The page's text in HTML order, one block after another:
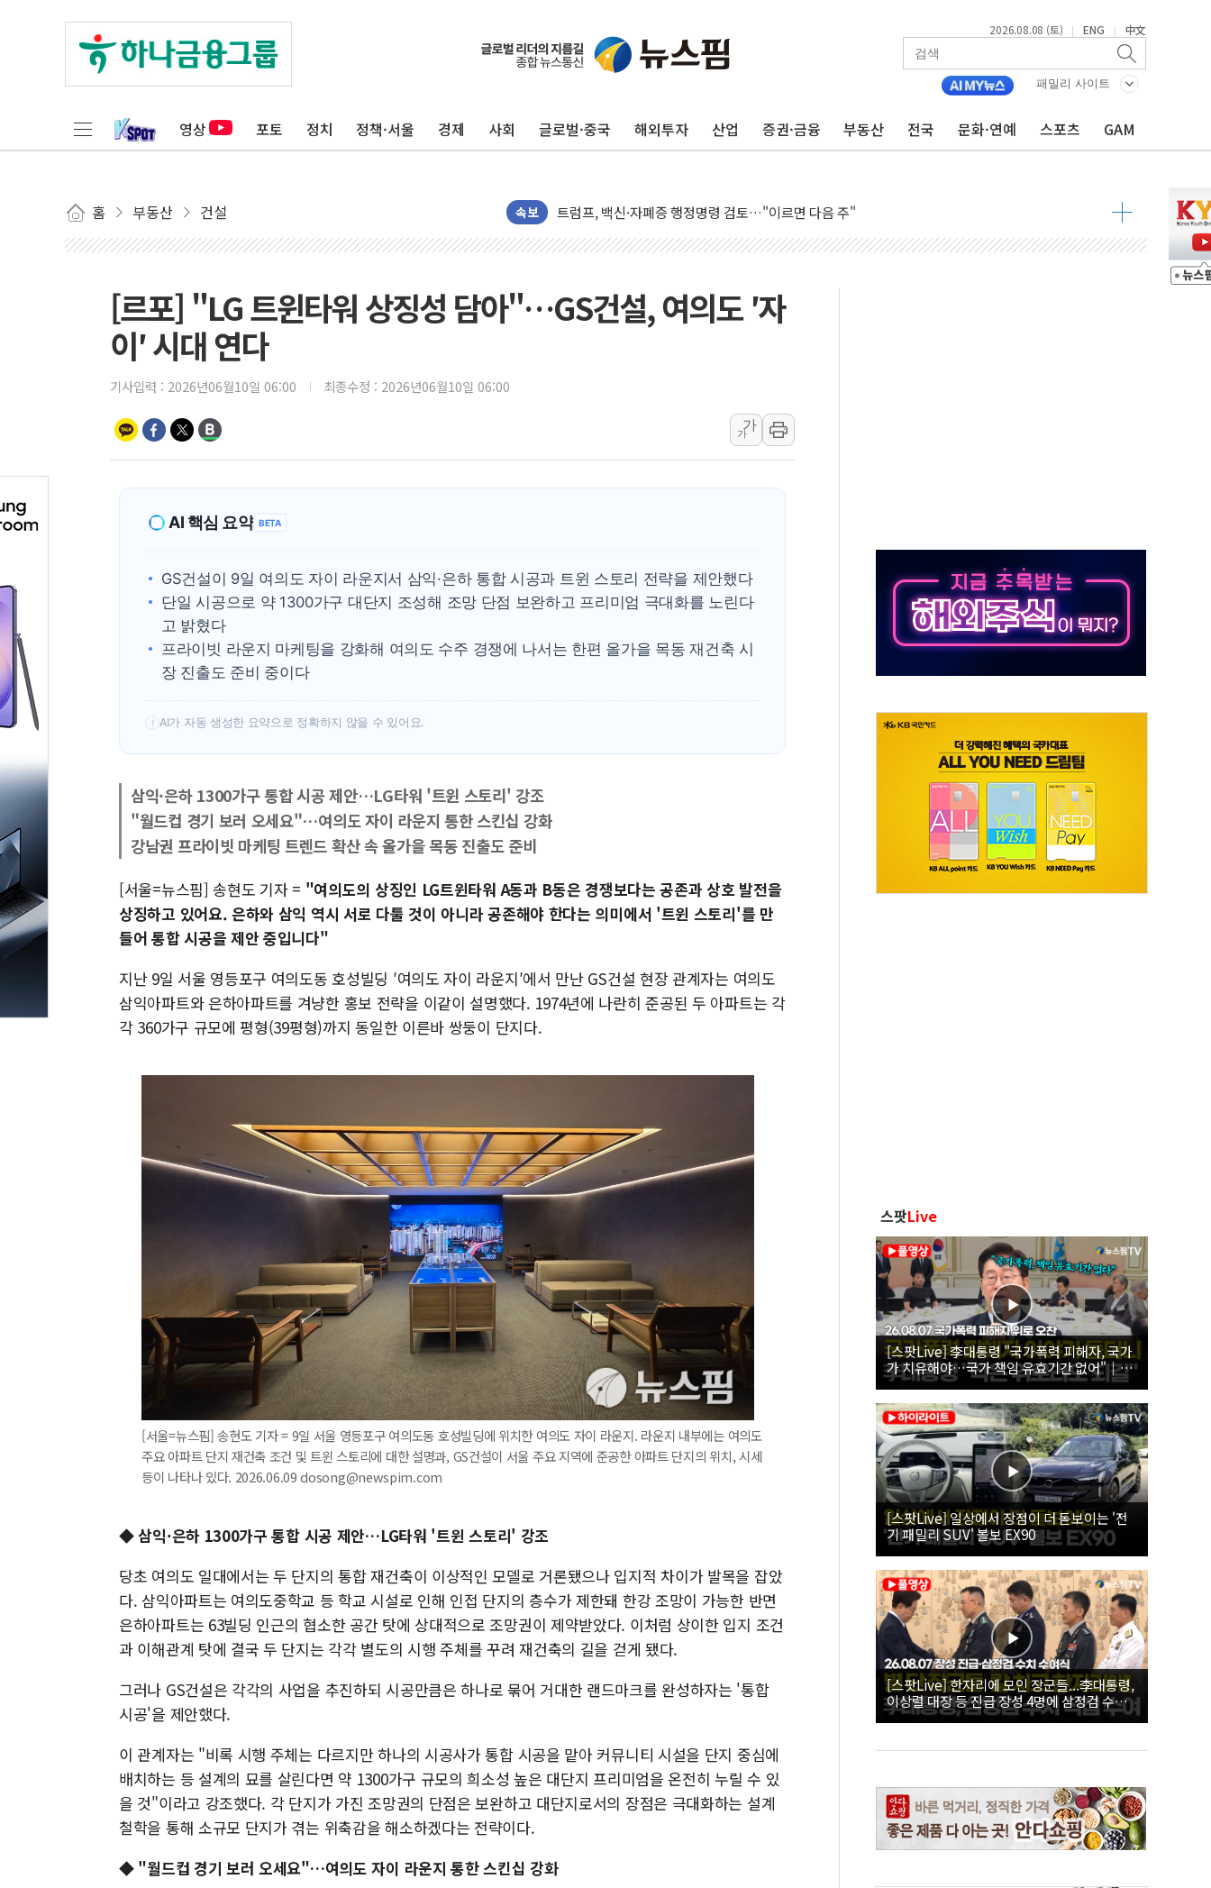
2026.08.08 (토) | ENG | 中文
패밀리 사이트
영상 포토 정치 정책·서울 경제 사회 글로벌·중국 해외투자 산업 증권·금융 부동산 전국 문화·연예 스포츠 GAM
홈 부동산 건설 속보
미 연준 매파 기세 꺾이나…고용 감소에 9월 동결 전망 우세
[종합] 이슬람 수니파 3국, '공동방위협정' 체결… 이스라엘·이란 위협에 맞설 자체 억지력 강화
美 항소법원, 백악관 무도회장 공사 중단 명령…트럼프 제동
이란 핵심 원유 수출항 '하르그섬', 최근 1주일 이상 '올스톱'… 美 해상봉쇄 영향
[AI MY 뉴스] 뉴욕 반도체주 프리뷰...美 고용 쇼크에 반도체주 '활짝'
뉴욕증시 프리뷰, 美 고용 쇼크에 금리 인상 우려 후퇴…나스닥 선물 1%대 상승
보훈부, 미 DPAA와 MOU… "6·25 미군 실종자 7359명 끝까지 찾겠다"
트럼프 "금리 내려야"…파월 때와 달리 워시엔 톤 낮춰
[사진] 빈살만과 에르도안의 만남
이란와이어 "이란 최고지도자 위독…곧 사망해도 놀랍지 않아"
남동발전, 해남군에 국내 최대 규모 400MW 태양광 착공…여의도 1.6배 규모
[르포] "LG 트윈타워 상징성 담아"…GS건설, 여의도 ′자
이′ 시대 연다
기사입력 : 2026년06월10일 06:00 최종수정 : 2026년06월10일 06:00
가
가
AI 핵심 요약 BETA
GS건설이 9일 여의도 자이 라운지서 삼익·은하 통합 시공과 트윈 스토리 전략을 제안했다
단일 시공으로 약 1300가구 대단지 조성해 조망 단점 보완하고 프리미엄 극대화를 노린다
고 밝혔다
프라이빗 라운지 마케팅을 강화해 여의도 수주 경쟁에 나서는 한편 올가을 목동 재건축 시
장 진출도 준비 중이다
! AI가 자동 생성한 요약으로 정확하지 않을 수 있어요.
삼익·은하 1300가구 통합 시공 제안…LG타워 '트윈 스토리' 강조
"월드컵 경기 보러 오세요"…여의도 자이 라운지 통한 스킨십 강화
강남권 프라이빗 마케팅 트렌드 확산 속 올가을 목동 진출도 준비
[서울=뉴스핌] 송현도 기자 = "여의도의 상징인 LG트윈타워 A동과 B동은 경쟁보다는 공존과 상호 발전을
상징하고 있어요. 은하와 삼익 역시 서로 다툴 것이 아니라 공존해야 한다는 의미에서 '트윈 스토리'를 만
들어 통합 시공을 제안 중입니다"
지난 9일 서울 영등포구 여의도동 호성빌딩 ′여의도 자이 라운지′에서 만난 GS건설 현장 관계자는 여의도
삼익아파트와 은하아파트를 겨냥한 홍보 전략을 이같이 설명했다. 1974년에 나란히 준공된 두 아파트는 각
각 360가구 규모에 평형(39평형)까지 동일한 이른바 쌍둥이 단지다.
[서울=뉴스핌] 송현도 기자 = 9일 서울 영등포구 여의도동 호성빌딩에 위치한 여의도 자이 라운지. 라운지 내부에는 여의도
주요 아파트 단지 재건축 조건 및 트윈 스토리에 대한 설명과, GS건설이 서울 주요 지역에 준공한 아파트 단지의 위치, 시세
등이 나타나 있다. 2026.06.09 dosong@newspim.com
◆ 삼익·은하 1300가구 통합 시공 제안…LG타워 '트윈 스토리' 강조
당초 여의도 일대에서는 두 단지의 통합 재건축이 이상적인 모델로 거론됐으나 입지적 차이가 발목을 잡았
다. 삼익아파트는 여의도중학교 등 학교 시설로 인해 인접 단지의 층수가 제한돼 한강 조망이 가능한 반면
은하아파트는 63빌딩 인근의 협소한 공간 탓에 상대적으로 조망권이 제약받았다. 이처럼 상이한 입지 조건
과 이해관계 탓에 결국 두 단지는 각각 별도의 시행 주체를 꾸려 재건축의 길을 걷게 됐다.
그러나 GS건설은 각각의 사업을 추진하되 시공만큼은 하나로 묶어 거대한 랜드마크를 완성하자는 '통합
시공'을 제안했다.
이 관계자는 "비록 시행 주체는 다르지만 하나의 시공사가 통합 시공을 맡아 커뮤니티 시설을 단지 중심에
배치하는 등 설계의 묘를 살린다면 약 1300가구 규모의 희소성 높은 대단지 프리미엄을 온전히 누릴 수 있
을 것"이라고 강조했다. 각 단지가 가진 조망권의 단점은 보완하고 대단지로서의 장점은 극대화하는 설계
철학을 통해 소규모 단지가 겪는 위축감을 해소하겠다는 전략이다.
◆ "월드컵 경기 보러 오세요"…여의도 자이 라운지 통한 스킨십 강화
스팟Live
[스팟Live] 李대통령 "국가폭력 피해자, 국가
가 치유해야…국가 책임 유효기간 없어"｜
26.08.07 국가폭력 피해자 위로 오찬
[스팟Live] 일상에서 장점이 더 돋보이는 '전
기 패밀리 SUV' 볼보 EX90
[스팟Live] 한자리에 모인 장군들...李대통령,
이상렬 대장 등 진급 장성 4명에 삼정검 수치
직접 수여｜26.08.07 장성 진급·삼정검 수치